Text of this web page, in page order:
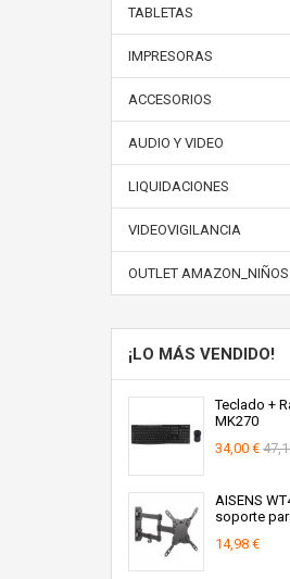
TABLETAS
IMPRESORAS
ACCESORIOS
AUDIO Y VIDEO
LIQUIDACIONES
VIDEOVIGILANCIA
OUTLET AMAZON_NIÑOS
¡LO MÁS VENDIDO!
Teclado +
MK270
34,00 €
AISENS
soporte
14,98 €